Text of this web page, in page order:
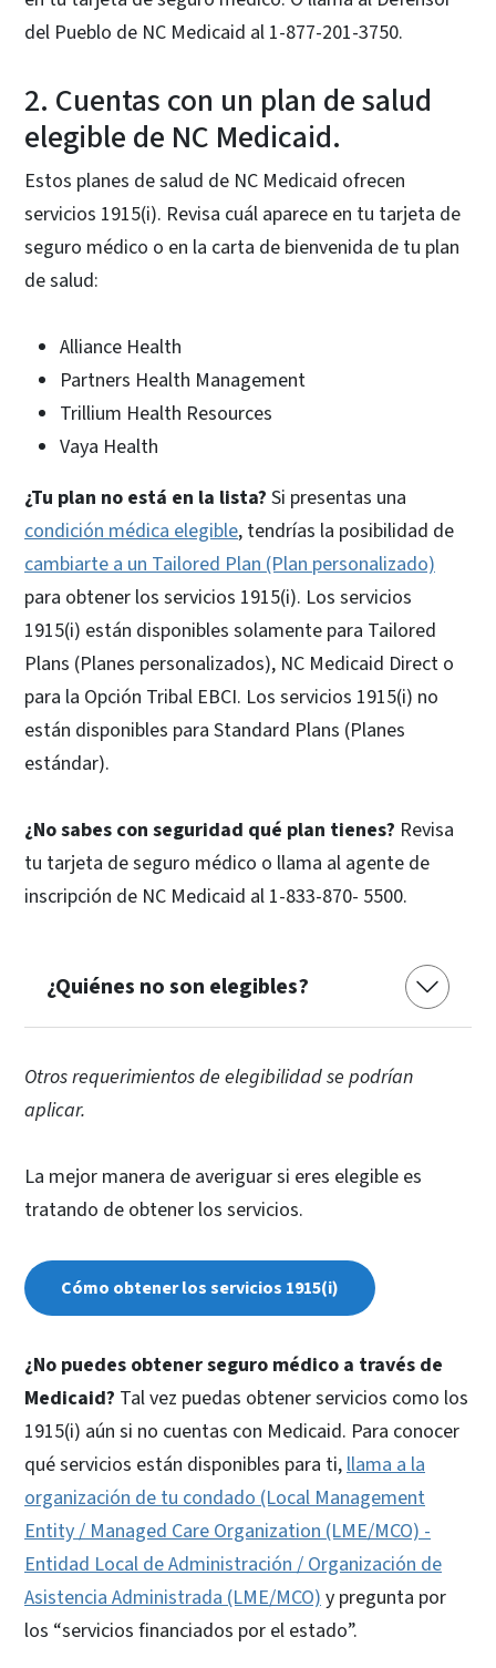
del Pueblo de NC Medicaid al 1-877-201-3750.
2. Cuentas con un plan de salud
elegible de NC Medicaid.
Estos planes de salud de NC Medicaid ofrecen
servicios 1915(i). Revisa cuál aparece en tu tarjeta de
seguro médico o en la carta de bienvenida de tu plan
de salud:
Alliance Health
Partners Health Management
Trillium Health Resources
Vaya Health
¿Tu plan no está en la lista? Si presentas una
condición médica elegible, tendrías la posibilidad de
cambiarte a un Tailored Plan (Plan personalizado)
para obtener los servicios 1915(i). Los servicios
1915(i) están disponibles solamente para Tailored
Plans (Planes personalizados), NC Medicaid Direct o
para la Opción Tribal EBCI. Los servicios 1915(i) no
están disponibles para Standard Plans (Planes
estándar).
¿No sabes con seguridad qué plan tienes? Revisa
tu tarjeta de seguro médico o llama al agente de
inscripción de NC Medicaid al 1-833-870- 5500.
¿Quiénes no son elegibles?
Otros requerimientos de elegibilidad se podrían
aplicar.
La mejor manera de averiguar si eres elegible es
tratando de obtener los servicios.
Cómo obtener los servicios 1915(i)
¿No puedes obtener seguro médico a través de
Medicaid? Tal vez puedas obtener servicios como los
1915(i) aún si no cuentas con Medicaid. Para conocer
qué servicios están disponibles para ti, llama a la
organización de tu condado (Local Management
Entity / Managed Care Organization (LME/MCO) -
Entidad Local de Administración / Organización de
Asistencia Administrada (LME/MCO) y pregunta por
los “servicios financiados por el estado”.